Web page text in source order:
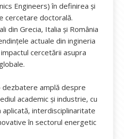
Engineers) în definirea și
cercetare doctorală.
din Grecia, Italia și România
actuale din ingineria
cercetării asupra
dezbatere amplă despre
academic și industrie, cu
interdisciplinaritate
în sectorul energetic